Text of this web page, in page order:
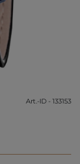
Art.-ID - 133153